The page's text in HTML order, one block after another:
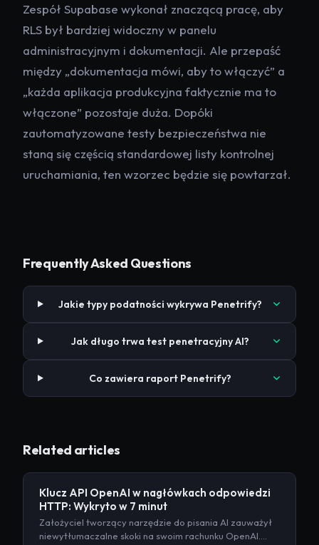
Zespół Supabase wykonał znaczącą pracę, aby
RLS był bardziej widoczny w panelu
administracyjnym i dokumentacji. Ale przepaść
między „dokumentacja mówi, aby to włączyć” a
„każda aplikacja produkcyjna faktycznie ma to
włączone” pozostaje duża. Dopóki
zautomatyzowane testy bezpieczeństwa nie
staną się częścią standardowej listy kontrolnej
uruchamiania, ten wzorzec będzie się powtarzał.
Frequently Asked Questions
Jakie typy podatności wykrywa Penetrify?
Jak długo trwa test penetracyjny AI?
Co zawiera raport Penetrify?
Related articles
Klucz API OpenAI w nagłówkach odpowiedzi
HTTP: Wykryto w 7 minut
Założyciel tworzący narzędzie do pisania AI zauważył
niewytłumaczalne skoki na swoim rachunku OpenAI.